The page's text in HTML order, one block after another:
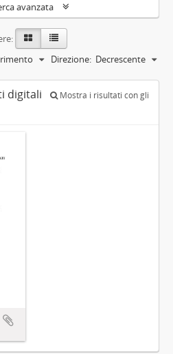
avanzata
Direzione: Decrescente
digitali
Mostra i risultati con gli